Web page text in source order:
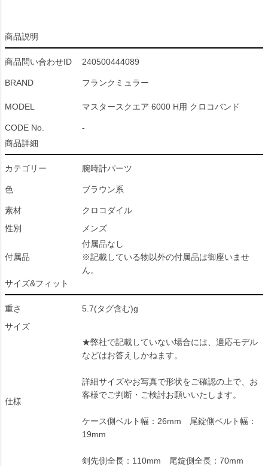
商品説明
商品問い合わせID 240500444089
BRAND フランクミュラー
MODEL マスタースクエア 6000 H用 クロコバンド
CODE No.
-
商品詳細
カテゴリー 腕時計パーツ
色 ブラウン系
素材
クロコダイル
性別
メンズ
付属品
付属品なし
※記載している物以外の付属品は御座いませ
ん。
サイズ&フィット
重さ
5.7(タグ含む)g
サイズ
仕様
★弊社で記載していない場合には、適応モデル
などはお答えしかねます。
詳細サイズやお写真で形状をご確認の上で、お
客様でご判断・ご検討お願いいたします。
ケース側ベルト幅：26mm 尾錠側ベルト幅：
19mm
剣先側全長：110mm 尾錠側全長：70mm